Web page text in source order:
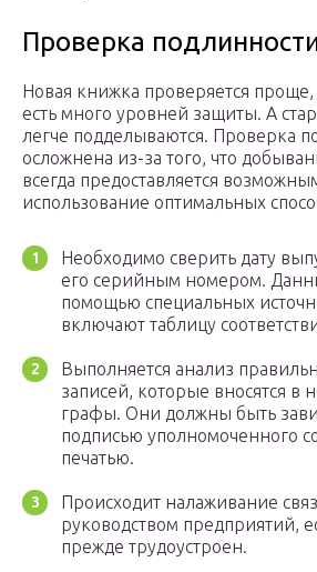
Проверка
Новая книжка проверяется проще,
есть много уровней защиты. А
легче подделываются. Проверка
осложнена из-за того, что
всегда предоставляется
использование оптимальных
Необходимо сверить дату
его серийным номером.
помощью специальных
включают таблицу
Выполняется анализ
записей, которые вносятся в
графы. Они должны быть
подписью уполномоченного
печатью.
Происходит налаживание
руководством предприятий,
прежде трудоустроен.